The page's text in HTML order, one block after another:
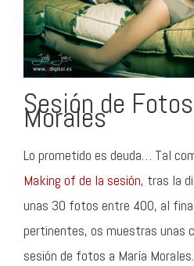
Sesión de
Morales
Lo prometido es deuda… Tal
Making of de la sesión, tras la
unas 30 fotos entre 400, al
pertinentes, os muestras unas
sesión de fotos a María Morales.